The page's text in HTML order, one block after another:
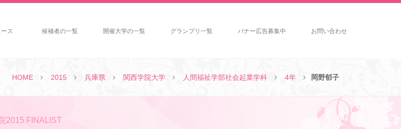
ス 候補者の一覧 開催大学の一覧 グランプリ一覧 バナー広告募集中 お問い合わせ
HOME 2015 兵庫県 関西学院大学 人間福祉学部社会起業学科 4年 岡野郁子
2015 FINALIST